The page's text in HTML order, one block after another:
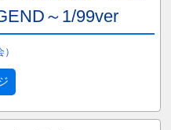
～1/99ver